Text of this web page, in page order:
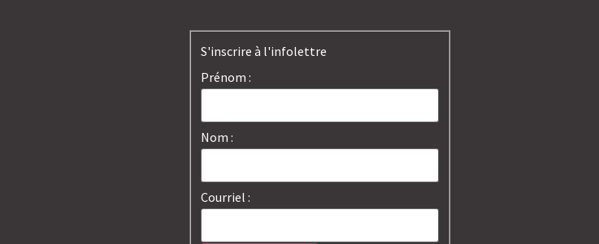
S'inscrire à l'infolettre
Prénom :
Nom :
Courriel :